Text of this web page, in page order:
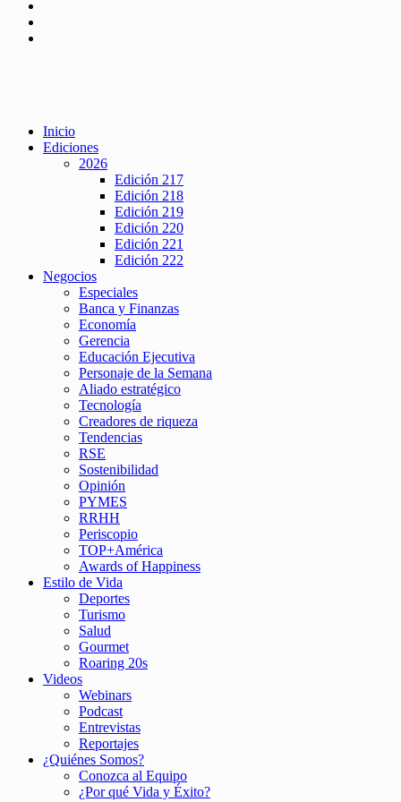
Inicio
Ediciones
2026
Edición 217
Edición 218
Edición 219
Edición 220
Edición 221
Edición 222
Negocios
Especiales
Banca y Finanzas
Economía
Gerencia
Educación Ejecutiva
Personaje de la Semana
Aliado estratégico
Tecnología
Creadores de riqueza
Tendencias
RSE
Sostenibilidad
Opinión
PYMES
RRHH
Periscopio
TOP+América
Awards of Happiness
Estilo de Vida
Deportes
Turismo
Salud
Gourmet
Roaring 20s
Videos
Webinars
Podcast
Entrevistas
Reportajes
¿Quiénes Somos?
Conozca al Equipo
¿Por qué Vida y Éxito?